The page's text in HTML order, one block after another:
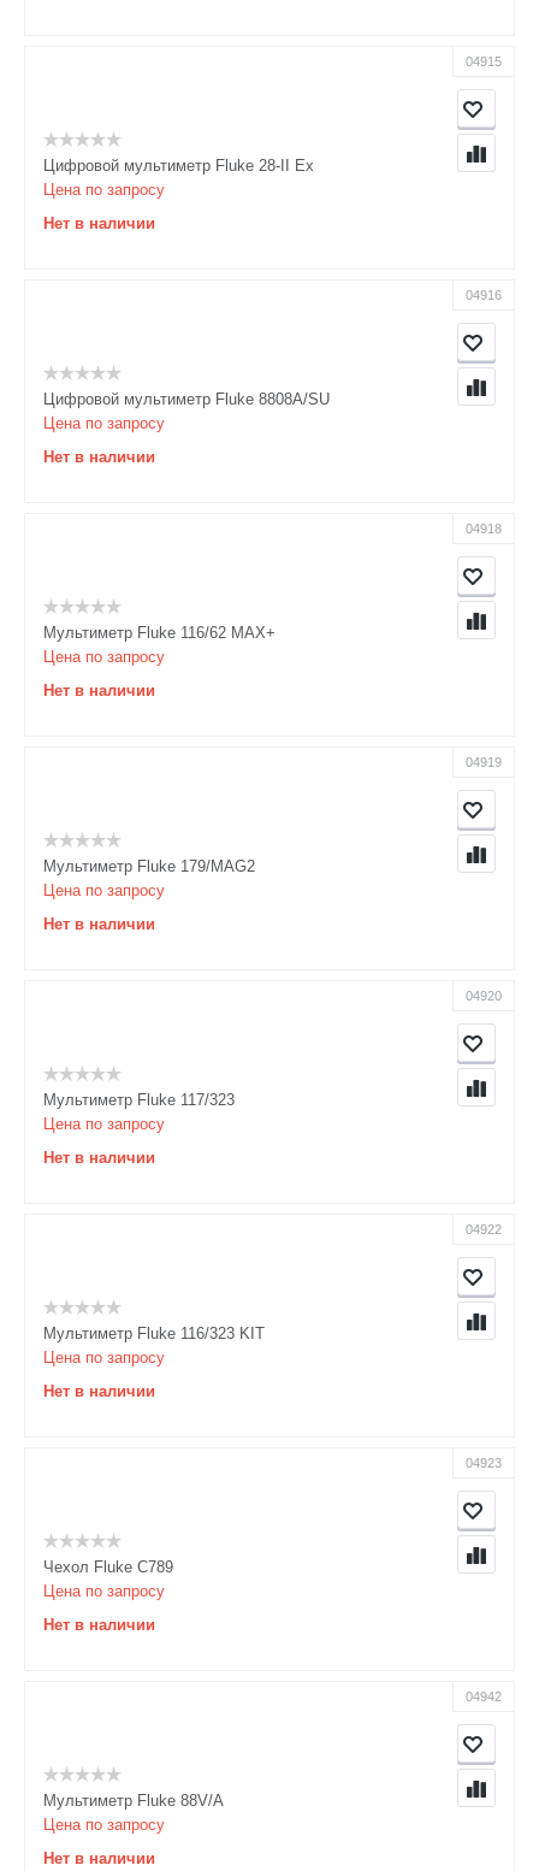
04915
Цифровой мультиметр Fluke 28-II Ex
Цена по запросу
Нет в наличии
04916
Цифровой мультиметр Fluke 8808A/SU
Цена по запросу
Нет в наличии
04918
Мультиметр Fluke 116/62 MAX+
Цена по запросу
Нет в наличии
04919
Мультиметр Fluke 179/MAG2
Цена по запросу
Нет в наличии
04920
Мультиметр Fluke 117/323
Цена по запросу
Нет в наличии
04922
Мультиметр Fluke 116/323 KIT
Цена по запросу
Нет в наличии
04923
Чехол Fluke C789
Цена по запросу
Нет в наличии
04942
Мультиметр Fluke 88V/A
Цена по запросу
Нет в наличии